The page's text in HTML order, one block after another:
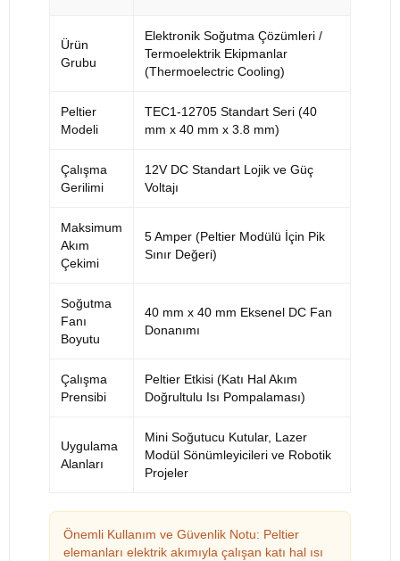
Ürün
Grubu
Elektronik Soğutma Çözümleri /
Termoelektrik Ekipmanlar
(Thermoelectric Cooling)
Peltier
Modeli
TEC1-12705 Standart Seri (40
mm x 40 mm x 3.8 mm)
Çalışma
Gerilimi
12V DC Standart Lojik ve Güç
Voltajı
Maksimum
Akım
Çekimi
5 Amper (Peltier Modülü İçin Pik
Sınır Değeri)
Soğutma
Fanı
Boyutu
40 mm x 40 mm Eksenel DC Fan
Donanımı
Çalışma
Prensibi
Peltier Etkisi (Katı Hal Akım
Doğrultulu Isı Pompalaması)
Uygulama
Alanları
Mini Soğutucu Kutular, Lazer
Modül Sönümleyicileri ve Robotik
Projeler
Önemli Kullanım ve Güvenlik Notu: Peltier
elemanları elektrik akımıyla çalışan katı hal ısı